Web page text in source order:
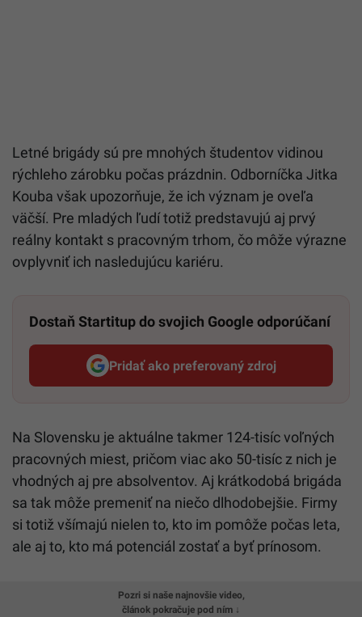
Letné brigády sú pre mnohých študentov vidinou
rýchleho zárobku počas prázdnin. Odborníčka Jitka
Kouba však upozorňuje, že ich význam je oveľa
väčší. Pre mladých ľudí totiž predstavujú aj prvý
reálny kontakt s pracovným trhom, čo môže výrazne
ovplyvniť ich nasledujúcu kariéru.
Dostaň Startitup do svojich Google odporúčaní
Pridať ako preferovaný zdroj
Startitup, odkaz sa otvorí v
Na Slovensku je aktuálne takmer 124-tisíc voľných
pracovných miest, pričom viac ako 50-tisíc z nich je
vhodných aj pre absolventov. Aj krátkodobá brigáda
sa tak môže premeniť na niečo dlhodobejšie. Firmy
si totiž všímajú nielen to, kto im pomôže počas leta,
ale aj to, kto má potenciál zostať a byť prínosom.
Pozri si naše najnovšie video,
článok pokračuje pod ním ↓